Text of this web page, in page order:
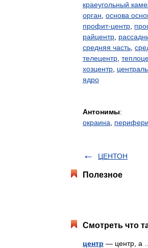
краеугольный
орган основа
профит-центр
райцентр
средняя часть
телецентр
хозцентр
ядро
Антонимы:
окраина
ЦЕНТОН
Полезное
Смотреть что
центр — центр, а